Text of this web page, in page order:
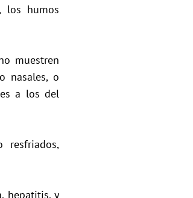
los humos
muestren
nasales, o
a los del
resfriados,
hepatitis, y